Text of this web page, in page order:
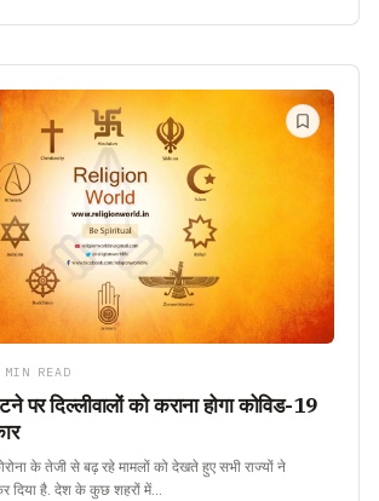
READ
पर दिल्लीवालों को कराना होगा कोविड-19
के तेजी से बढ़ रहे मामलों को देखते हुए सभी राज्यों ने
दिया है. देश के कुछ शहरों में…